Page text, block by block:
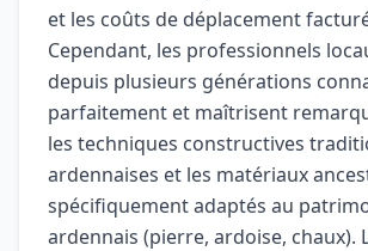
et les coûts de déplacement
Cependant, les professionnels
depuis plusieurs générations
parfaitement et maîtrisent
les techniques constructives
ardennaises et les matériaux
spécifiquement adaptés au
ardennais (pierre, ardoise, chaux).